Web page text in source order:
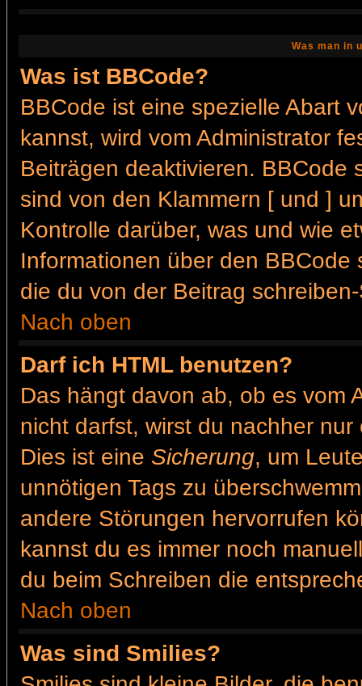
Was man in
Was ist BBCode?
BBCode ist eine spezielle Abart
kannst, wird vom Administrator
Beiträgen deaktivieren. BBCode
sind von den Klammern [ und ]
Kontrolle darüber, was und wie
Informationen über den
die du von der Beitrag
Nach oben
Darf ich HTML benutzen?
Das hängt davon ab, ob es vom
nicht darfst, wirst du nachher
Dies ist eine Sicherung, um
unnötigen Tags zu
andere Störungen hervorrufen
kannst du es immer noch
du beim Schreiben die
Nach oben
Was sind Smilies?